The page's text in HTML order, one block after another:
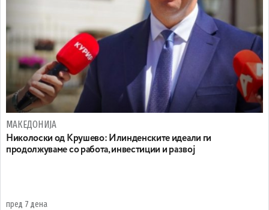
МАКЕДОНИЈА
Николоски од Крушево: Илинденските идеали ги
продолжуваме со работа, инвестиции и развој
пред 7 дена